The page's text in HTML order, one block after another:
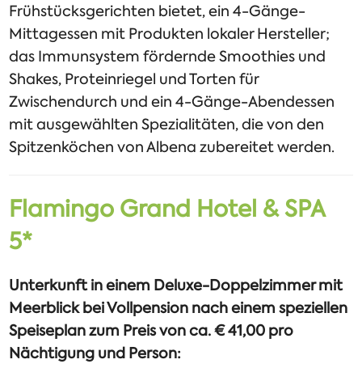
Frühstücksgerichten bietet, ein 4-Gänge-
Mittagessen mit Produkten lokaler Hersteller;
das Immunsystem fördernde Smoothies und
Shakes, Proteinriegel und Torten für
Zwischendurch und ein 4-Gänge-Abendessen
mit ausgewählten Spezialitäten, die von den
Spitzenköchen von Albena zubereitet werden.
Flamingo Grand Hotel & SPA
5*
Unterkunft in einem Deluxe-Doppelzimmer mit
Meerblick bei Vollpension nach einem speziellen
Speiseplan zum Preis von ca. € 41,00 pro
Nächtigung und Person: